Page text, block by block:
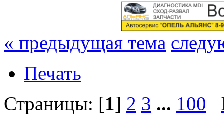
« предыдущая тема
Печать
Страницы: [1] 2 3 ... 100